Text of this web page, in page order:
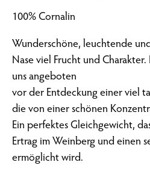
100% Cornalin
Wunderschöne, leuchtende
Nase viel Frucht und
uns angeboten
vor der Entdeckung einer viel
die von einer schönen
Ein perfektes Gleichgewicht,
Ertrag im Weinberg und einen
ermöglicht wird.